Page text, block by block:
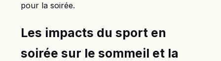
pour la soirée.
Les impacts du sport en
soirée sur le sommeil et la